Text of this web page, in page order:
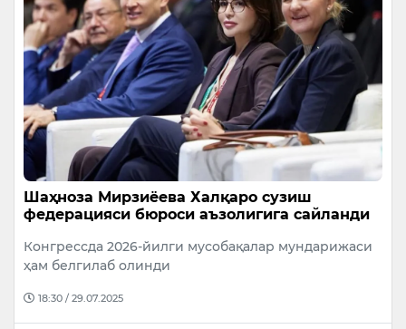
Шаҳноза Мирзиёева Халқаро сузиш
федерацияси бюроси аъзолигига сайланди
Конгрессда 2026-йилги мусобақалар мундарижаси
ҳам белгилаб олинди
18:30 / 29.07.2025